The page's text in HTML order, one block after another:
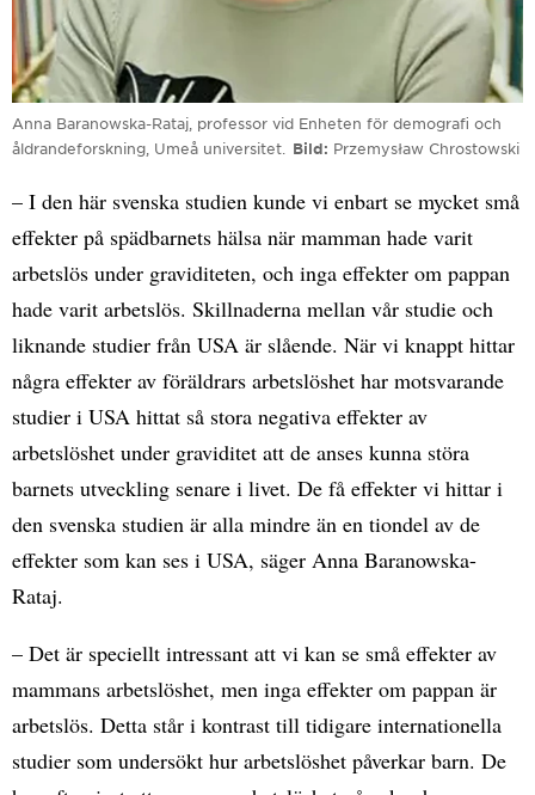
Anna Baranowska-Rataj, professor vid Enheten för demografi och
åldrandeforskning, Umeå universitet.
Bild Przemysław Chrostowski
– I den här svenska studien kunde vi enbart se mycket små
effekter på spädbarnets hälsa när mamman hade varit
arbetslös under graviditeten, och inga effekter om pappan
hade varit arbetslös. Skillnaderna mellan vår studie och
liknande studier från USA är slående. När vi knappt hittar
några effekter av föräldrars arbetslöshet har motsvarande
studier i USA hittat så stora negativa effekter av
arbetslöshet under graviditet att de anses kunna störa
barnets utveckling senare i livet. De få effekter vi hittar i
den svenska studien är alla mindre än en tiondel av de
effekter som kan ses i USA, säger Anna Baranowska-
Rataj.
– Det är speciellt intressant att vi kan se små effekter av
mammans arbetslöshet, men inga effekter om pappan är
arbetslös. Detta står i kontrast till tidigare internationella
studier som undersökt hur arbetslöshet påverkar barn. De